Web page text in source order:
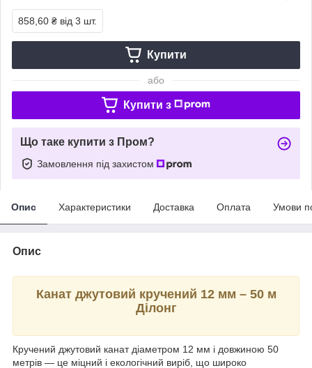
858,60 ₴ від 3 шт.
Купити
або
Купити з
Що таке купити з Пром?
Замовлення під захистом
Опис Характеристики Доставка Оплата Умови
Опис
Канат джутовий кручений 12 мм – 50 м
Ділонг
Кручений джутовий канат діаметром 12 мм і довжиною 50
метрів — це міцний і екологічний виріб, що широко